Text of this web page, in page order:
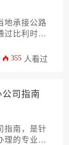
地承接公路
过比利时地
、申请流
355 人看过
司指南
指南，是针
理的专业指